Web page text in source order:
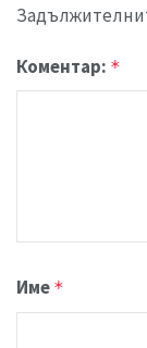
Коментар: *
Име *